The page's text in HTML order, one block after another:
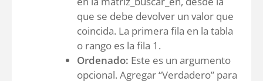
que se debe devolver un valor que
coincida. La primera fila en la tabla
o rango es la fila 1.
Ordenado: Este es un argumento
opcional. Agregar “Verdadero” para